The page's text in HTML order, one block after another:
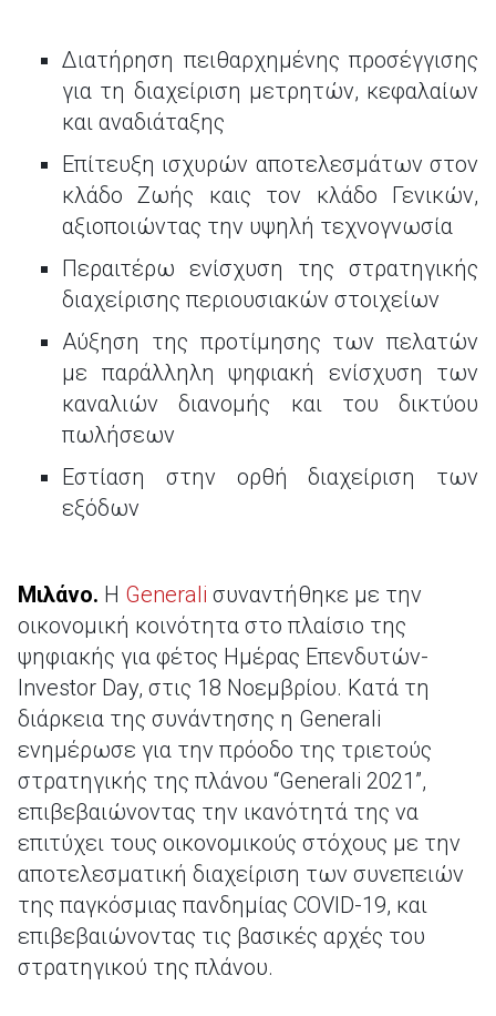
Διατήρηση πειθαρχημένης προσέγγισης
για τη διαχείριση μετρητών, κεφαλαίων
και αναδιάταξης
Επίτευξη ισχυρών αποτελεσμάτων στον
κλάδο Ζωής καις τον κλάδο Γενικών,
αξιοποιώντας την υψηλή τεχνογνωσία
Περαιτέρω ενίσχυση της στρατηγικής
διαχείρισης περιουσιακών στοιχείων
Αύξηση της προτίμησης των πελατών
με παράλληλη ψηφιακή ενίσχυση των
καναλιών διανομής και του δικτύου
πωλήσεων
Εστίαση στην ορθή διαχείριση των
εξόδων
Μιλάνο. Η Generali συναντήθηκε με την
οικονομική κοινότητα στο πλαίσιο της
ψηφιακής για φέτος Ημέρας Επενδυτών-
Investor Day, στις 18 Νοεμβρίου. Κατά τη
διάρκεια της συνάντησης η Generali
ενημέρωσε για την πρόοδο της τριετούς
στρατηγικής της πλάνου “Generali 2021”,
επιβεβαιώνοντας την ικανότητά της να
επιτύχει τους οικονομικούς στόχους με την
αποτελεσματική διαχείριση των συνεπειών
της παγκόσμιας πανδημίας COVID-19, και
επιβεβαιώνοντας τις βασικές αρχές του
στρατηγικού της πλάνου.